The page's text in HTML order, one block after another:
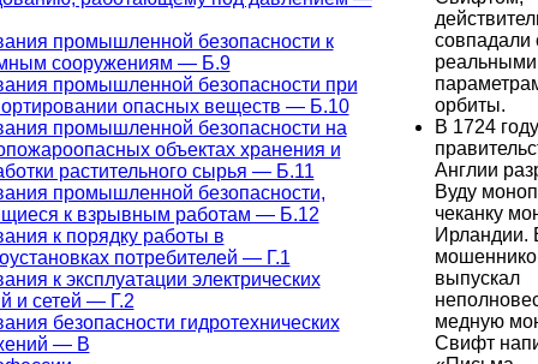
промышленной безопасности к
сооружениям — Б.9
промышленной безопасности при
опасных веществ — Б.10
промышленной безопасности на
объектах хранения и
растительного сырья — Б.11
промышленной безопасности,
к взрывным работам — Б.12
к порядку работы в
потребителей — Г.1
к эксплуатации электрических
и сетей — Г.2
безопасности гидротехнических
— В
совпадали
реальными
орбиты.
В 1724 году
Англии
Вуду
чеканку
Ирландии.
выпускал
медную
Свифт